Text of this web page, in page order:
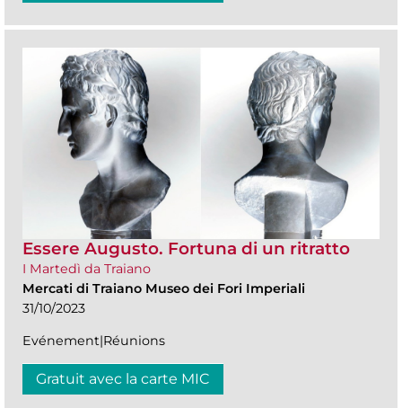
Essere Augusto. Fortuna di un ritratto
I Martedì da Traiano
Mercati di Traiano Museo dei Fori Imperiali
31/10/2023
Evénement|Réunions
Gratuit avec la carte MIC